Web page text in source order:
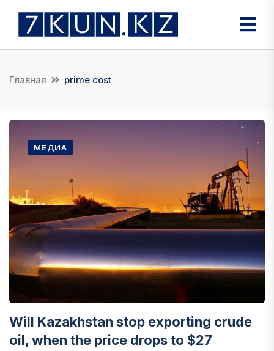
Главная prime cost
МЕДИА
Will Kazakhstan stop exporting crude
oil, when the price drops to $27